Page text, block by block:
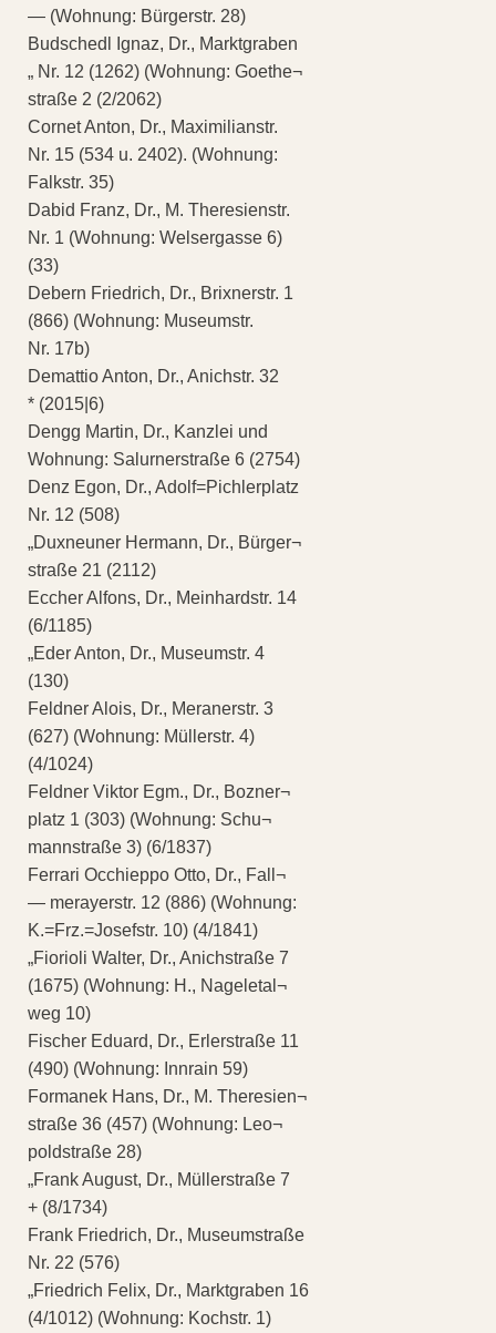
— (Wohnung: Bürgerstr. 28)
Budschedl Ignaz, Dr., Marktgraben
„ Nr. 12 (1262) (Wohnung: Goethe¬
straße 2 (2/2062)
Cornet Anton, Dr., Maximilianstr.
Nr. 15 (534 u. 2402). (Wohnung:
Falkstr. 35)
Dabid Franz, Dr., M. Theresienstr.
Nr. 1 (Wohnung: Welsergasse 6)
(33)
Debern Friedrich, Dr., Brixnerstr. 1
(866) (Wohnung: Museumstr.
Nr. 17b)
Demattio Anton, Dr., Anichstr. 32
* (2015|6)
Dengg Martin, Dr., Kanzlei und
Wohnung: Salurnerstraße 6 (2754)
Denz Egon, Dr., Adolf=Pichlerplatz
Nr. 12 (508)
„Duxneuner Hermann, Dr., Bürger¬
straße 21 (2112)
Eccher Alfons, Dr., Meinhardstr. 14
(6/1185)
„Eder Anton, Dr., Museumstr. 4
(130)
Feldner Alois, Dr., Meranerstr. 3
(627) (Wohnung: Müllerstr. 4)
(4/1024)
Feldner Viktor Egm., Dr., Bozner¬
platz 1 (303) (Wohnung: Schu¬
mannstraße 3) (6/1837)
Ferrari Occhieppo Otto, Dr., Fall¬
— merayerstr. 12 (886) (Wohnung:
K.=Frz.=Josefstr. 10) (4/1841)
„Fiorioli Walter, Dr., Anichstraße 7
(1675) (Wohnung: H., Nageletal¬
weg 10)
Fischer Eduard, Dr., Erlerstraße 11
(490) (Wohnung: Innrain 59)
Formanek Hans, Dr., M. Theresien¬
straße 36 (457) (Wohnung: Leo¬
poldstraße 28)
„Frank August, Dr., Müllerstraße 7
+ (8/1734)
Frank Friedrich, Dr., Museumstraße
Nr. 22 (576)
„Friedrich Felix, Dr., Marktgraben 16
(4/1012) (Wohnung: Kochstr. 1)